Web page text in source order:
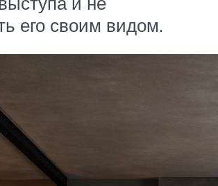
его своим видом.